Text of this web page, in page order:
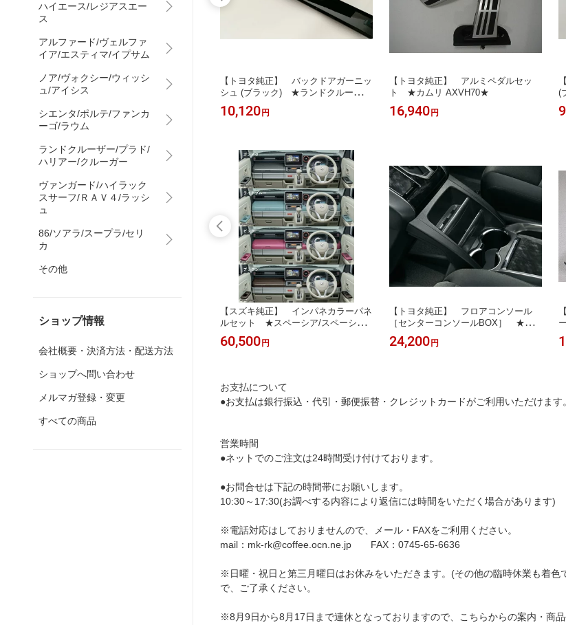
ハイエース/レジアスエー
ス
アルファード/ヴェルファ
イア/エスティマ/イプサム
ノア/ヴォクシー/ウィッシ
ュ/アイシス
シエンタ/ポルテ/ファンカ
ーゴ/ラウム
ランドクルーザー/プラド/
ハリアー/クルーガー
ヴァンガード/ハイラック
スサーフ/ＲＡＶ４/ラッシ
ュ
86/ソアラ/スープラ/セリ
カ
その他
ショップ情報
会社概要・決済方法・配送方法
ショップへ問い合わせ
メルマガ登録・変更
すべての商品
【スズキ純正】 メッキインサイドド
アハンドル [交換式インナードアノブ]
19,800円
【トヨタ純正】 バックドアガーニッ
シュ (ブラック) ★ランドクルーザー
250 250系★ ランドクルーザー250
10,120 円
【トヨタ純正】 アルミペダルセッ
ト ★カムリ AXVH70★
16,940 円
(
アパネル ［ブラックカーボン調パネ
【スズキ純正】 インパネカラーパネ
ルセット ★スペーシア/スペーシア
カスタム/スペーシアギア MK53S★
60,500 円
【トヨタ純正】 フロアコンソール
［センターコンソールBOX］ ★ヴ
ェルファイア 30系後期★
24,200 円
お支払について
●お支払は銀行振込・代引・郵便振替・クレジットカードがご利用いただけま
営業時間
●ネットでのご注文は24時間受け付けております。
●お問合せは下記の時間帯にお願いします。
10:30～17:30(お調べする内容により返信には時間をいただく場合があります)
※電話対応はしておりませんので、メール・FAXをご利用ください。
mail：mk-rk@coffee.ocn.ne.jp FAX：0745-65-6636
※日曜・祝日と第三月曜日はお休みをいただきます。(その他の臨時休業も着
で、ご了承ください。
※8月9日から8月17日まで連休となっておりますので、こちらからの案内・商